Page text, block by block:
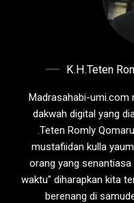
K.H.Teten
Madrasahabi-umi.com
dakwah digital yang
.Teten Romly
mustafiidan kulla
orang yang
waktu" diharapkan kita
berenang di